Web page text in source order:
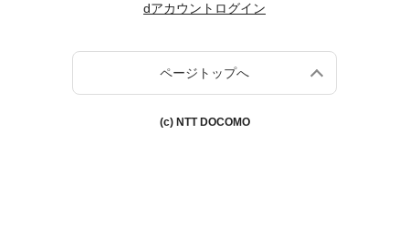
dアカウントログイン
ページトップへ
(c) NTT DOCOMO